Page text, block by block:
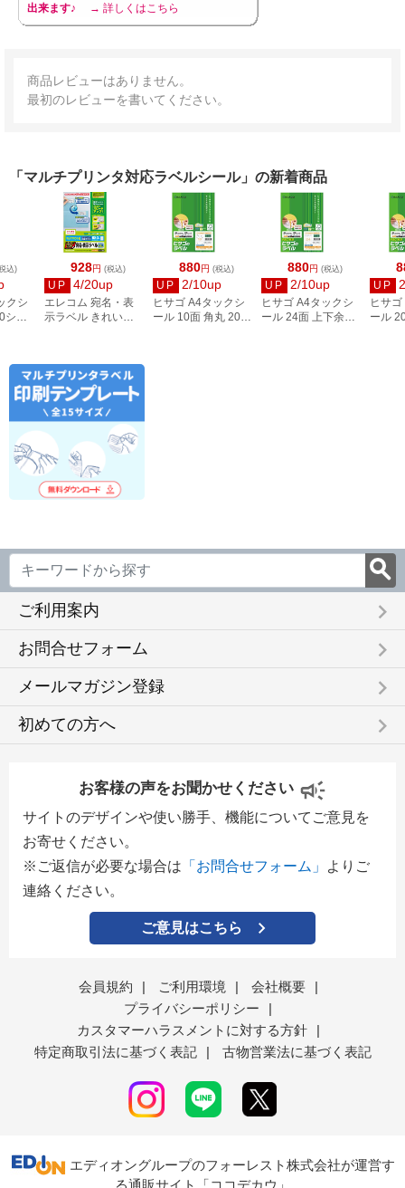
出来ます♪
→ 詳しくはこちら
商品レビューはありません。
最初のレビューを書いてください。
「マルチプリンタ対応ラベルシール」の新着商品
928円 (税込)
UP 4/20up
エレコム 宛名・表
示ラベル きれい貼
880円 (税込)
UP 2/10up
ヒサゴ A4タックシ
ール 10面 角丸 20シ
880円 (税込)
UP 2/10up
ヒサゴ A4タックシ
ール 24面 上下余白
UP
ヒサ
ール
込)
クシ
シー
ご利用案内 keyboard_arrow_right
お問合せフォーム keyboard_arrow_right
メールマガジン登録 keyboard_arrow_right
初めての方へ keyboard_arrow_right
お客様の声をお聞かせください
サイトのデザインや使い勝手、機能についてご意見を
お寄せください。
※ご返信が必要な場合は 「お問合せフォーム」
よりご
連絡ください。
ご意見はこちら
会員規約 | ご利用環境 | 会社概要
|
プライバシーポリシー
|
カスタマーハラスメントに対する方針
|
特定商取引法に基づく表記
| 古物営業法に基づく表記
エディオングループのフォーレスト株式会社が運営す
る通販サイト「ココデカウ」